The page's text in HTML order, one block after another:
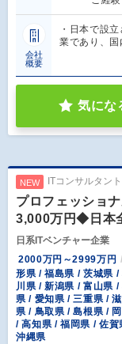
会社
概要
・日本で設
業であり、
気にな
NEW ITコンサルタント
プロフェッショ
3,000万円◆日本
日系ITベンチャー企業
2000万円～2999万円
形県 / 福島県 / 茨城県
川県 / 新潟県 / 富山県
県 / 愛知県 / 三重県 /
県 / 鳥取県 / 島根県 /
/ 高知県 / 福岡県 / 佐
沖縄県